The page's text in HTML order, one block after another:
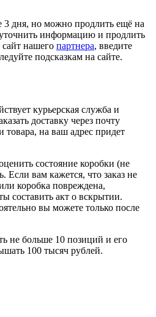
3 дня, но можно продлить ещё на
информацию и продлить
сайт нашего партнера, введите
подсказкам на сайте.
курьерская служба и
доставку через почту
на ваш адрес придет
состояние коробки (не
Если вам кажется, что заказ не
коробка повреждена,
составить акт о вскрытии.
вы можете только после
не больше 10 позиций и его
100 тысяч рублей.